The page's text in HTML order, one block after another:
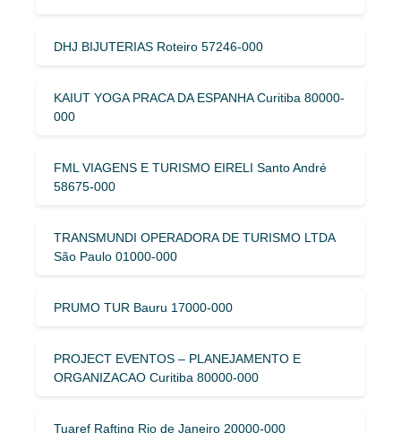
DHJ BIJUTERIAS Roteiro 57246-000
KAIUT YOGA PRACA DA ESPANHA Curitiba 80000-
000
FML VIAGENS E TURISMO EIRELI Santo André
58675-000
TRANSMUNDI OPERADORA DE TURISMO LTDA
São Paulo 01000-000
PRUMO TUR Bauru 17000-000
PROJECT EVENTOS – PLANEJAMENTO E
ORGANIZACAO Curitiba 80000-000
Tuaref Rafting Rio de Janeiro 20000-000